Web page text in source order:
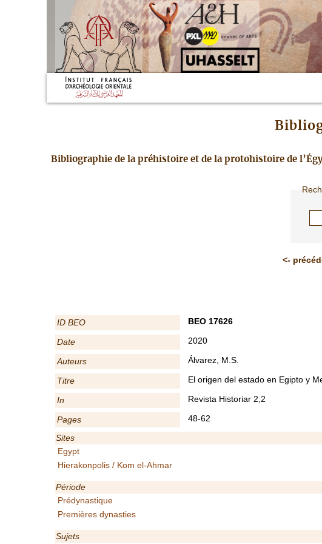
Bibliographie de la préhistoire et de la protohistoire de
<-
ID BEO BEO 17626
Date 2020
Auteurs Álvarez, M.S.
Titre El origen del estado en Egipto y
In Revista Historiar 2,2
Pages
48-62
Sites
Egypt
Hierakonpolis / Kom el-Ahmar
Période
Prédynastique
Premières dynasties
Sujets